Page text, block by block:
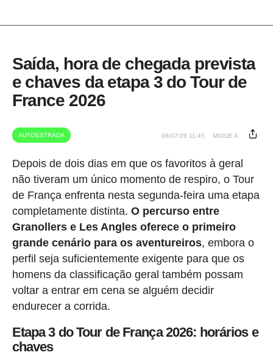
Saída, hora de chegada prevista
e chaves da etapa 3 do Tour de
France 2026
AUTOESTRADA 06/07/26 11:45 MIGUE A.
Depois de dois dias em que os favoritos à geral
não tiveram um único momento de respiro, o Tour
de França enfrenta nesta segunda-feira uma etapa
completamente distinta. O percurso entre
Granollers e Les Angles oferece o primeiro
grande cenário para os aventureiros, embora o
perfil seja suficientemente exigente para que os
homens da classificação geral também possam
voltar a entrar em cena se alguém decidir
endurecer a corrida.
Etapa 3 do Tour de França 2026: horários e
chaves